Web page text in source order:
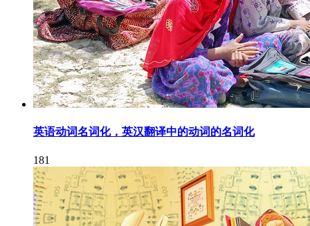
英语动词名词化，英汉翻译中的动词的名词化
181